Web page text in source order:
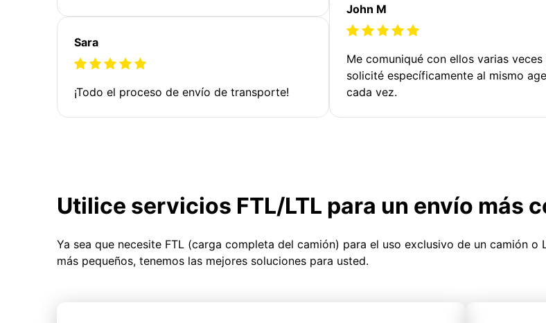
Sara
¡Todo el proceso de envío de transporte!
John M
Me comuniqué con ellos varias veces
solicité específicamente al mismo
cada vez.
Utilice servicios FTL/LTL para un envío más
Ya sea que necesite FTL (carga completa del camión) para el uso exclusivo de un camión
más pequeños, tenemos las mejores soluciones para usted.